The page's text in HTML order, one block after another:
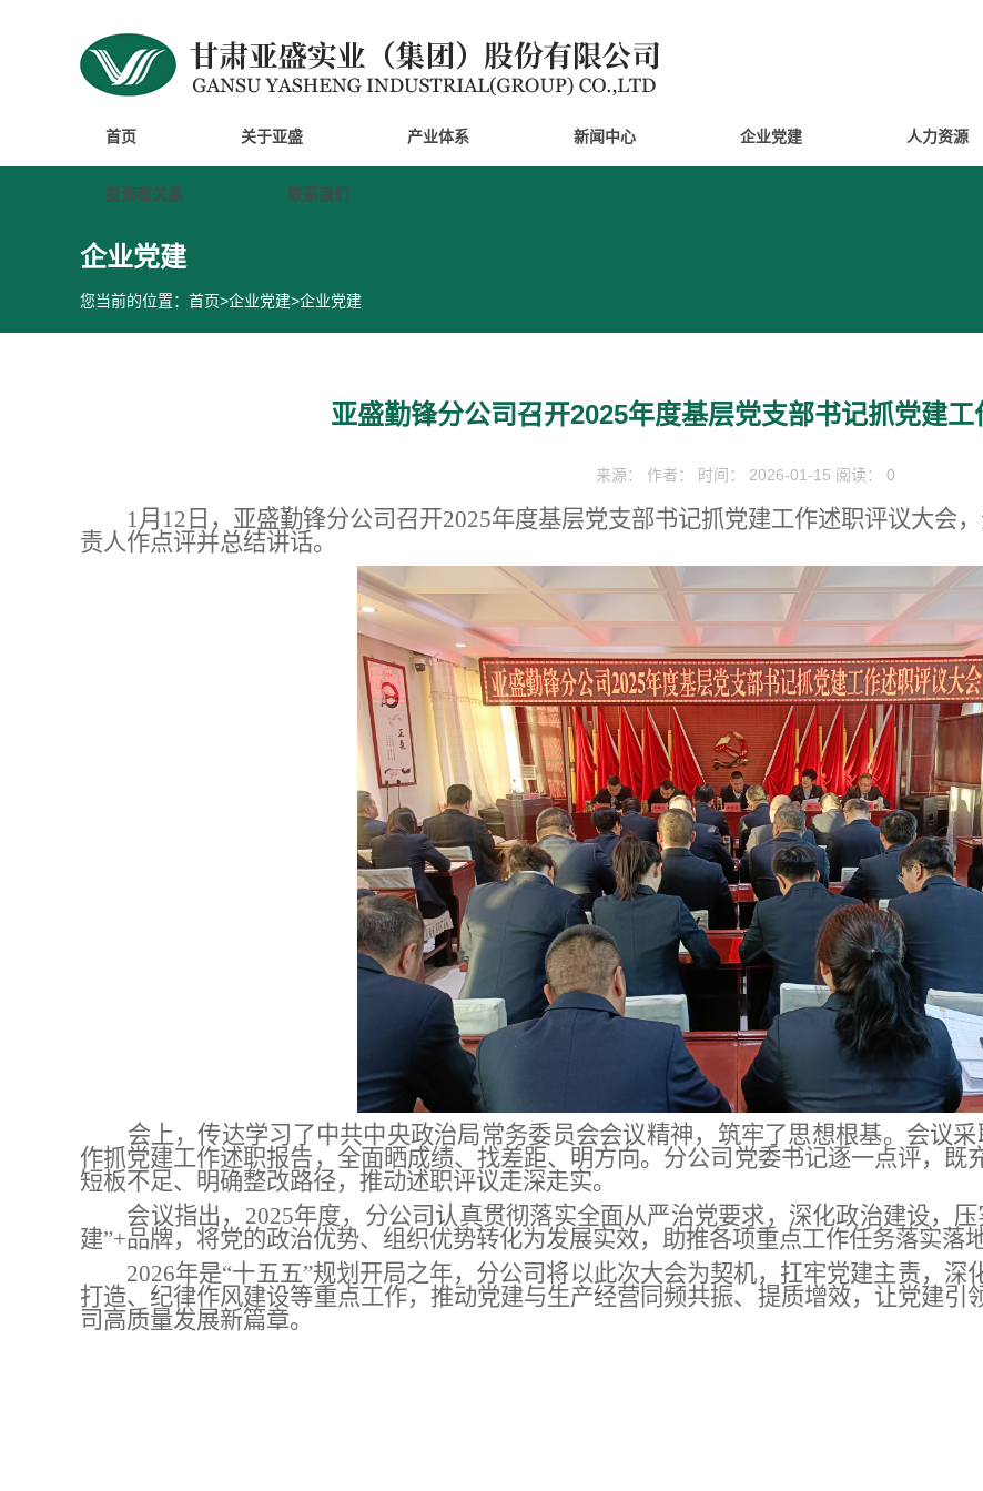
首页 关于亚盛 产业体系 新闻中心 企业党建 人力资源
投资者关系 联系我们
企业党建
您当前的位置： 首页>企业党建>企业党建
亚盛勤锋分公司召开2025年度基层党支部书记抓党建
来源： 作者： 时间： 2026-01-15 阅读： 0
1月12日，亚盛勤锋分公司召开2025年度基层党支部书记抓党建工作述职评议大会
责人作点评并总结讲话。
会上，传达学习了中共中央政治局常务委员会会议精神，筑牢了思想根基。会议采
作抓党建工作述职报告， 全面晒成绩、找差距、明方向。 分公司党委书记逐一点评，既
短板不足、明确整改路径，推动述职评议走深走实。
会议指出， 2025年度，分公司认真贯彻落实全面从严治党要求，深化政治建设，
建”+品牌，将党的政治优势、组织优势转化为发展实效，助推各项重点工作任务落实落地
2026年是“十五五”规划开局之年，分公司将以此次大会为契机，扛牢党建主责，
打造、纪律作风建设等重点工作，推动党建与生产经营同频共振、提质增效，让党建
司高质量发展新篇章。